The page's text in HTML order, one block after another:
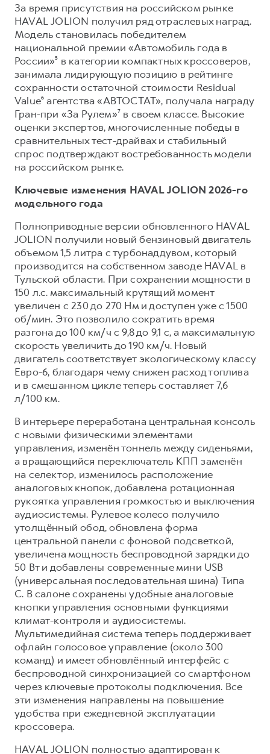
За время присутствия на российском рынке
HAVAL JOLION получил ряд отраслевых наград.
Модель становилась победителем
национальной премии «Автомобиль года в
России»⁵ в категории компактных кроссоверов,
занимала лидирующую позицию в рейтинге
сохранности остаточной стоимости Residual
Value⁶ агентства «АВТОСТАТ», получала награду
Гран-при «За Рулем»⁷ в своем классе. Высокие
оценки экспертов, многочисленные победы в
сравнительных тест-драйвах и стабильный
спрос подтверждают востребованность модели
на российском рынке.
Ключевые изменения HAVAL JOLION 2026-го
модельного года
Полноприводные версии обновленного HAVAL
JOLION получили новый бензиновый двигатель
объемом 1,5 литра с турбонаддувом, который
производится на собственном заводе HAVAL в
Тульской области. При сохранении мощности в
150 л.с. максимальный крутящий момент
увеличен с 230 до 270 Нм и доступен уже с 1500
об/мин. Это позволило сократить время
разгона до 100 км/ч с 9,8 до 9,1 с, а максимальную
скорость увеличить до 190 км/ч. Новый
двигатель соответствует экологическому классу
Евро-6, благодаря чему снижен расход топлива
и в смешанном цикле теперь составляет 7,6
л/100 км.
В интерьере переработана центральная консоль
с новыми физическими элементами
управления, изменён тоннель между сиденьями,
а вращающийся переключатель КПП заменён
на селектор, изменилось расположение
аналоговых кнопок, добавлена ротационная
рукоятка управления громкостью и выключения
аудиосистемы. Рулевое колесо получило
утолщённый обод, обновлена форма
центральной панели с фоновой подсветкой,
увеличена мощность беспроводной зарядки до
50 Вт и добавлены современные мини USB
(универсальная последовательная шина) Типа
C. В салоне сохранены удобные аналоговые
кнопки управления основными функциями
климат-контроля и аудиосистемы.
Мультимедийная система теперь поддерживает
офлайн голосовое управление (около 300
команд) и имеет обновлённый интерфейс с
беспроводной синхронизацией со смартфоном
через ключевые протоколы подключения. Все
эти изменения направлены на повышение
удобства при ежедневной эксплуатации
кроссовера.
HAVAL JOLION полностью адаптирован к